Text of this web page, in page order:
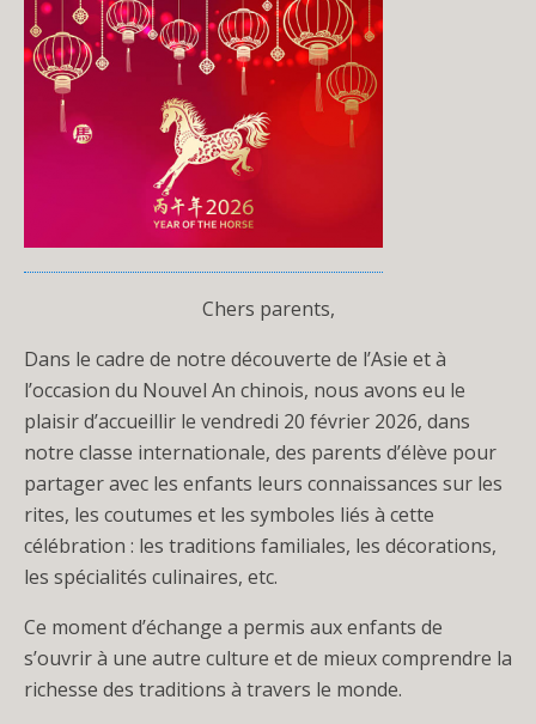
Chers parents,
Dans le cadre de notre découverte de l’Asie et à
l’occasion du Nouvel An chinois, nous avons eu le
plaisir d’accueillir le vendredi 20 février 2026, dans
notre classe internationale, des parents d’élève pour
partager avec les enfants leurs connaissances sur les
rites, les coutumes et les symboles liés à cette
célébration : les traditions familiales, les décorations,
les spécialités culinaires, etc.
Ce moment d’échange a permis aux enfants de
s’ouvrir à une autre culture et de mieux comprendre la
richesse des traditions à travers le monde.